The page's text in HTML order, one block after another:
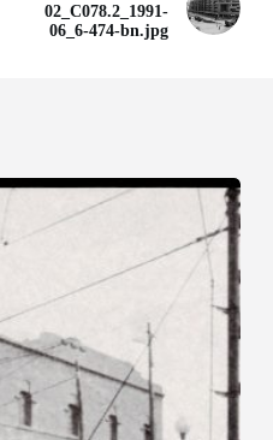
02_C078.2_1991-
06_6-474-bn.jpg